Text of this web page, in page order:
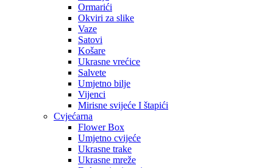
Ormarići
Okviri za slike
Vaze
Satovi
Košare
Ukrasne vrećice
Salvete
Umjetno bilje
Vijenci
Mirisne svijeće I štapići
Cvjećarna
Flower Box
Umjetno cvijeće
Ukrasne trake
Ukrasne mreže